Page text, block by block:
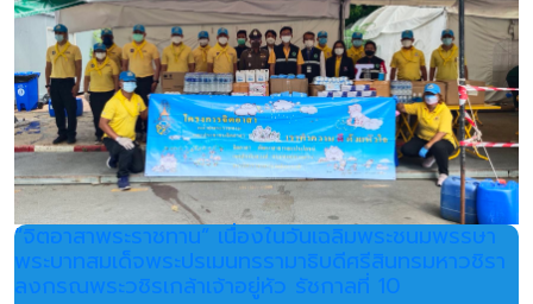
“จิตอาสาพระราชทาน” เนื่องในวันเฉลิมพระชนมพรรษา
พระบาทสมเด็จพระปรเมนทรรามาธิบดีศรีสินทรมหาวชิรา
ลงกรณพระวชิรเกล้าเจ้าอยู่หัว รัชกาลที่ 10